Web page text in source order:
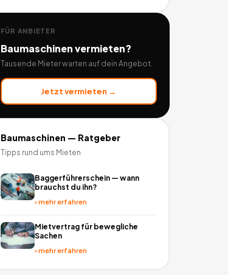
FÜR ANBIETER
Baumaschinenvermieten?
Tausende Mieter warten auf dein Angebot.
Jetzt vermieten →
Baumaschinen — Ratgeber
Tipps rund ums Mieten
Baggerführerschein — wann
brauchst du ihn?
›mehr erfahren
Mietvertrag für bewegliche
Sachen
›mehr erfahren